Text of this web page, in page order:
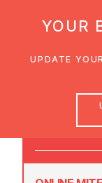
YOUR
UPDATE